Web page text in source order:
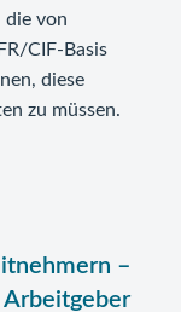
die von
CIF-Basis
diese
zu müssen.
–
Arbeitgeber